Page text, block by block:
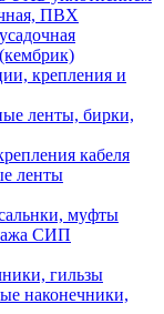
ПВХ
крепления и
ленты, бирки,
кабеля
ленты
муфты
СИП
гильзы
наконечники,